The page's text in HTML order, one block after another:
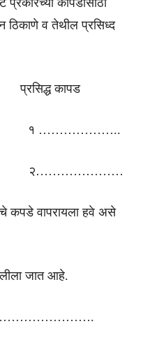
प्रकारच्या कापडासाठी
ठिकाणे व तेथील प्रसिध्द
कापड
१ ………………..
२…………………
कपडे वापरायला हवे असे
जात आहे.